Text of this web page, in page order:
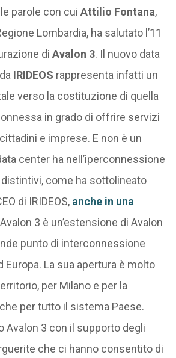
parole con cui Attilio Fontana,
Lombardia, ha salutato l’11
di Avalon 3. Il nuovo data
IRIDEOS rappresenta infatti un
verso la costituzione di quella
in grado di offrire servizi
e imprese. E non è un
center ha nell’iperconnessione
come ha sottolineato
di IRIDEOS, anche in una
3 è un’estensione di Avalon
punto di interconnessione
Europa. La sua apertura è molto
per Milano e per la
per tutto il sistema Paese.
Avalon 3 con il supporto degli
che ci hanno consentito di